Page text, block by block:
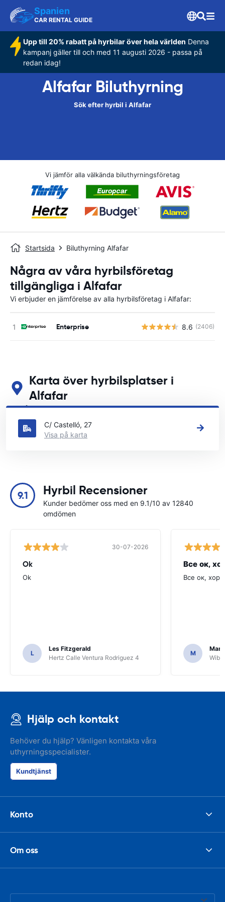
Spanien
CAR RENTAL GUIDE
Upp till 20% rabatt på hyrbilar över hela världen Denna
kampanj gäller till och med 11 augusti 2026 - passa på
redan idag!
Alfafar Biluthyrning
Sök efter hyrbil i Alfafar
Vi jämför alla välkända biluthyrningsföretag
Startsida Biluthyrning Alfafar
Några av våra hyrbilsföretag
tillgängliga i Alfafar
Vi erbjuder en jämförelse av alla hyrbilsföretag i Alfafar:
Enterprise 8.6 (2406)
Karta över hyrbilsplatser i
Alfafar
Se våra huvudsakliga biluthyrningsplatser i Alfafar
C/ Castelló, 27
Visa på karta
9.1 Hyrbil Recensioner
Kunder bedömer oss med en 9.1/10 av 12840
omdömen
30-07-2026
Ok
Ok
L
Les Fitzgerald
Hertz Calle Ventura Rodriguez 4
Все ок,
Все ок,
M
Hjälp och kontakt
Behöver du hjälp? Vänligen kontakta våra
uthyrningsspecialister.
Kundtjänst
Konto
Om oss